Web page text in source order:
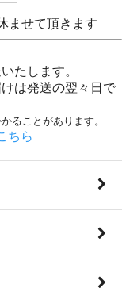
ませて頂きます
たします。
は発送の翌々日で
ることがあります。
ちら